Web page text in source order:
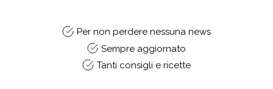
Per non perdere nessuna news
Sempre aggiornato
Tanti consigli e ricette